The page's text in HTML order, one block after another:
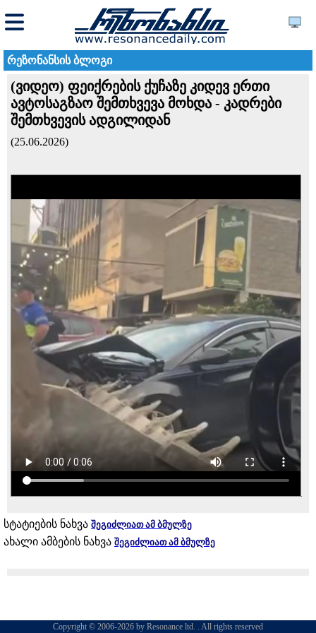
რეზონანსის ბლოგი
(ვიდეო) ფეიქრების ქუჩაზე კიდევ ერთი
ავტოსაგზაო შემთხვევა მოხდა - კადრები
შემთხვევის ადგილიდან
(25.06.2026)
სტატიების ნახვა შეგიძლიათ ამ ბმულზე
ახალი ამბების ნახვა შეგიძლიათ ამ ბმულზე
Copyright © 2006-2026 by Resonance ltd. . All rights reserved